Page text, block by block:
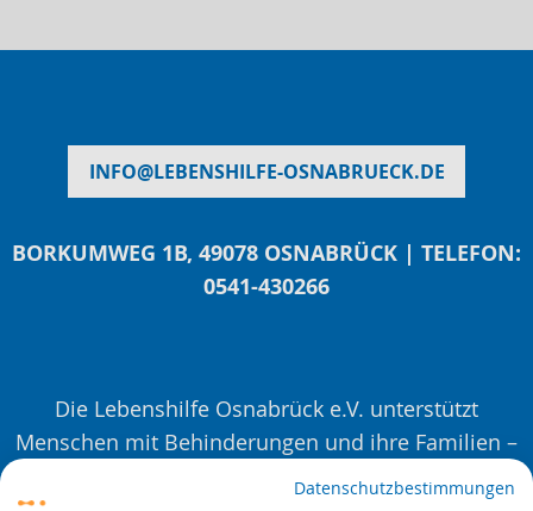
INFO@LEBENSHILFE-OSNABRUECK.DE
BORKUMWEG 1B, 49078 OSNABRÜCK | TELEFON:
0541-430266
Die Lebenshilfe Osnabrück e.V. unterstützt
Menschen mit Behinderungen und ihre Familien –
mit Beratungen, Veranstaltungen und Projekten.
Datenschutzbestimmungen